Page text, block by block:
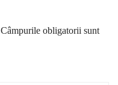
Câmpurile obligatorii sunt